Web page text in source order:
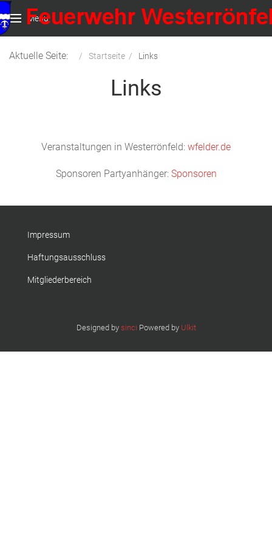
Menu
Aktuelle Seite: Startseite Links
Links
Veranstaltungen in Westerrönfeld: wfelder.de
Sponsoren Partyanhänger: Sponsoren
Impressum
Haftungsausschluss
Mitgliederbereich
Designed by sinci Powered by Ulkit